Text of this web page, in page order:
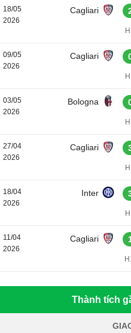
18/05
2026
Cagliari
09/05
2026
Cagliari
03/05
2026
Bologna
27/04
2026
Cagliari
18/04
2026
Inter
11/04
2026
Cagliari
Thành tích